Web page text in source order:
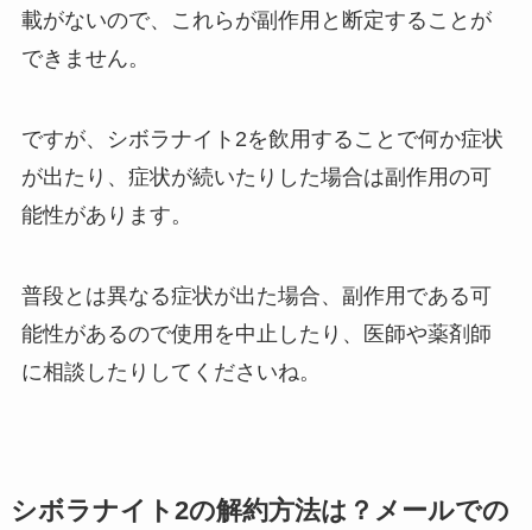
載がないので、これらが副作用と断定することが
できません。
ですが、シボラナイト2を飲用することで何か症状
が出たり、症状が続いたりした場合は副作用の可
能性があります。
普段とは異なる症状が出た場合、副作用である可
能性があるので使用を中止したり、医師や薬剤師
に相談したりしてくださいね。
シボラナイト2の解約方法は？メールでの